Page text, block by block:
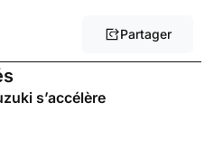
Partager
s’accélère